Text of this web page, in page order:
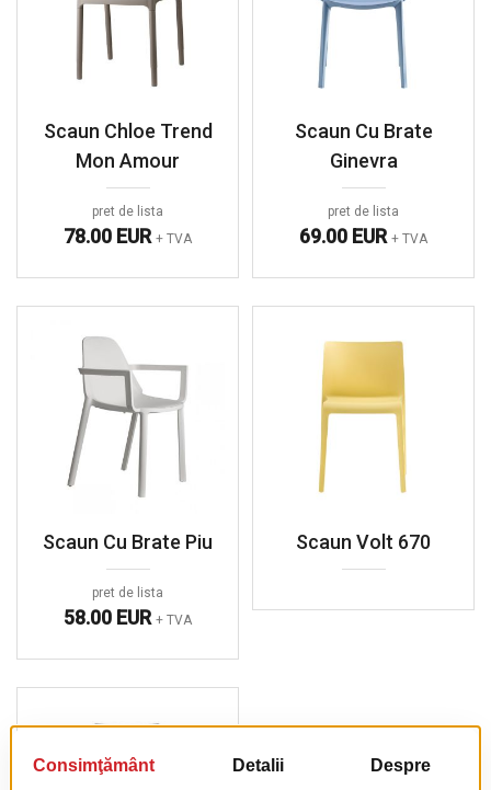
Scaun Chloe Trend
Mon Amour
pret de lista
78.00 EUR + TVA
Scaun Cu Brate
Ginevra
pret de lista
69.00 EUR + TVA
Scaun Cu Brate Piu
pret de lista
58.00 EUR + TVA
Scaun Volt 670